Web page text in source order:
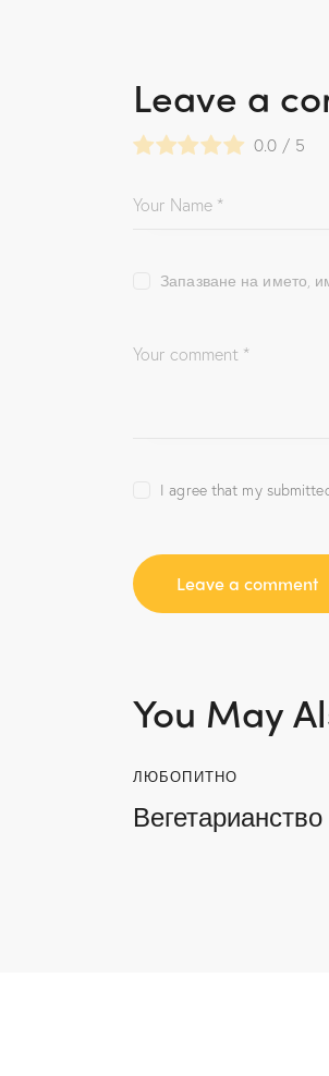
Leave a
0.0 / 5
Запазване на името,
I agree that my
You May
ЛЮБОПИТНО
Вегетарианство